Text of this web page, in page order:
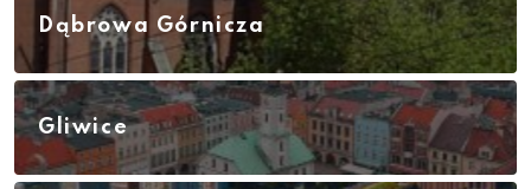
Dąbrowa Górnicza
Gliwice